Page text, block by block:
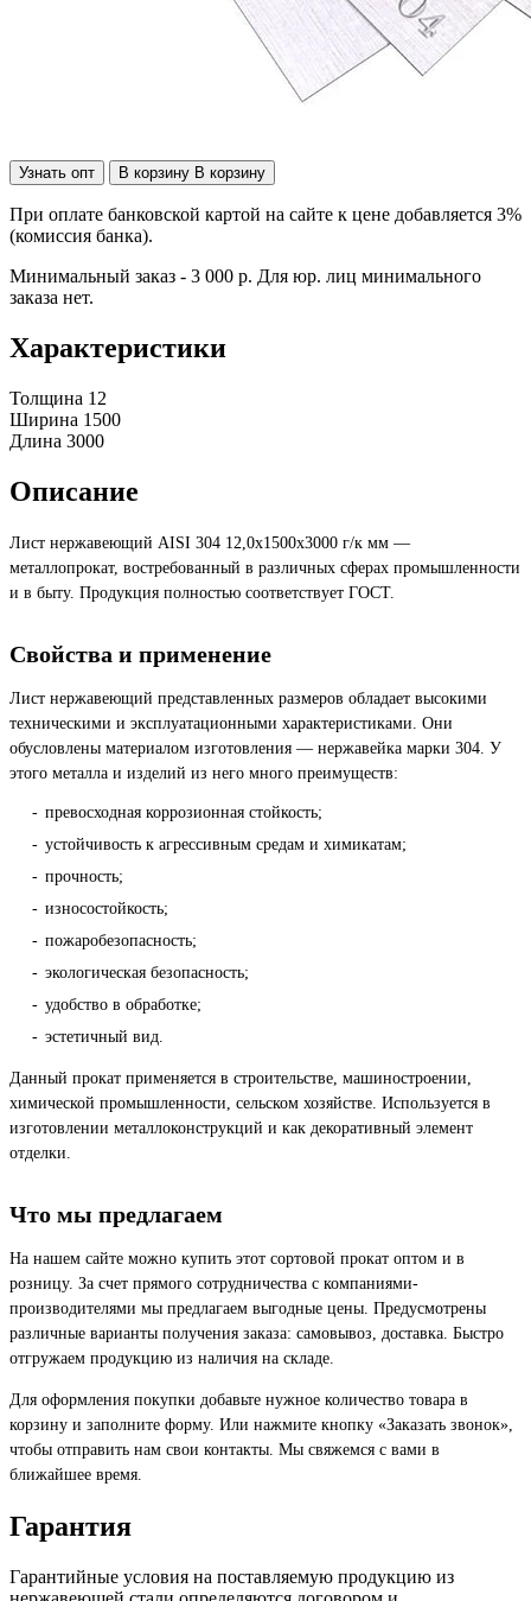
Узнать опт В корзину В корзину
При оплате банковской картой на сайте к цене добавляется 3%
(комиссия банка).
Минимальный заказ - 3 000 р. Для юр. лиц минимального
заказа нет.
Характеристики
Толщина 12
Ширина 1500
Длина 3000
Описание
Лист нержавеющий AISI 304 12,0х1500х3000 г/к мм —
металлопрокат, востребованный в различных сферах промышленности
и в быту. Продукция полностью соответствует ГОСТ.
Свойства и применение
Лист нержавеющий представленных размеров обладает высокими
техническими и эксплуатационными характеристиками. Они
обусловлены материалом изготовления — нержавейка марки 304. У
этого металла и изделий из него много преимуществ:
превосходная коррозионная стойкость;
устойчивость к агрессивным средам и химикатам;
прочность;
износостойкость;
пожаробезопасность;
экологическая безопасность;
удобство в обработке;
эстетичный вид.
Данный прокат применяется в строительстве, машиностроении,
химической промышленности, сельском хозяйстве. Используется в
изготовлении металлоконструкций и как декоративный элемент
отделки.
Что мы предлагаем
На нашем сайте можно купить этот сортовой прокат оптом и в
розницу. За счет прямого сотрудничества с компаниями-
производителями мы предлагаем выгодные цены. Предусмотрены
различные варианты получения заказа: самовывоз, доставка. Быстро
отгружаем продукцию из наличия на складе.
Для оформления покупки добавьте нужное количество товара в
корзину и заполните форму. Или нажмите кнопку «Заказать звонок»,
чтобы отправить нам свои контакты. Мы свяжемся с вами в
ближайшее время.
Гарантия
Гарантийные условия на поставляемую продукцию из